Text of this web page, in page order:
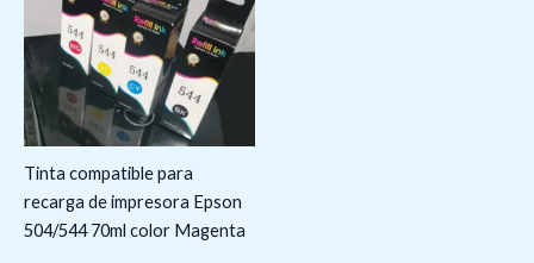
Tinta compatible para
recarga de impresora Epson
504/544 70ml color Magenta